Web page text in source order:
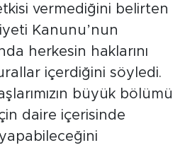
vermediğini belirten
Kanunu’nun
herkesin haklarını
içerdiğini söyledi.
büyük bölümü
daire içerisinde